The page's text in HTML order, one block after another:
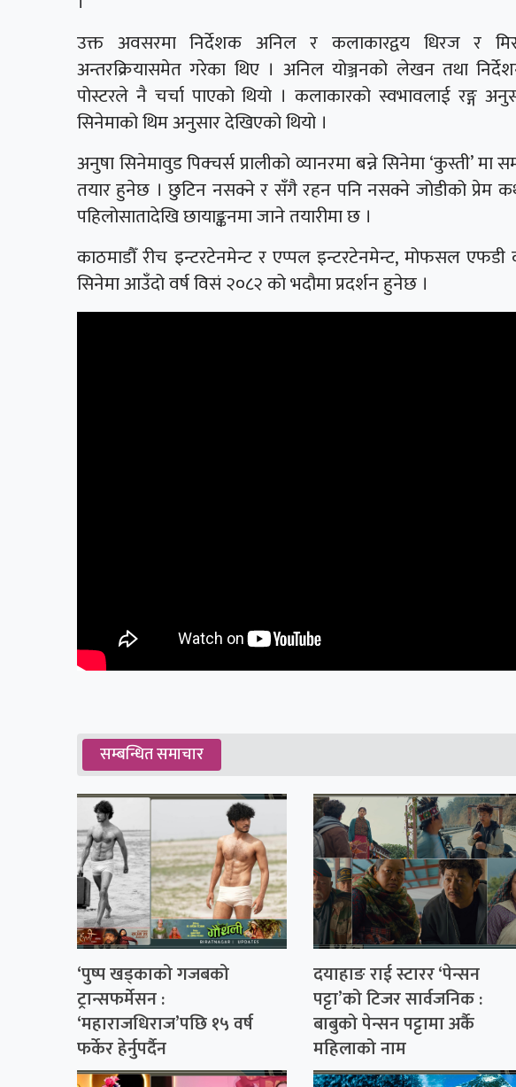
उक्त अवसरमा निर्देशक अनिल र कलाकारद्वय धिरज र
अन्तरक्रियासमेत गरेका थिए । अनिल योञ्जनको लेखन तथा
पोस्टरले नै चर्चा पाएको थियो । कलाकारको स्वभावलाई रङ्ग
सिनेमाको थिम अनुसार देखिएको थियो ।
अनुषा सिनेमावुड पिक्चर्स प्रालीको व्यानरमा बन्ने सिनेमा ‘कुस्ती’
तयार हुनेछ । छुटिन नसक्ने र सँगै रहन पनि नसक्ने जोडीको प्रेम
पहिलोसातादेखि छायाङ्कनमा जाने तयारीमा छ ।
काठमाडौँ रीच इन्टरटेनमेन्ट र एप्पल इन्टरटेनमेन्ट, मोफसल एफडी
सिनेमा आउँदो वर्ष विसं २०८२ को भदौमा प्रदर्शन हुनेछ ।
सम्बन्धित समाचार
‘पुष्प खड्काको गजबको
ट्रान्सफर्मेसन :
‘महाराजधिराज’पछि १५ वर्ष
फर्केर हेर्नुपर्दैन
दयाहाङ राई स्टारर ‘पेन्सन
पट्टा’को टिजर सार्वजनिक :
बाबुको पेन्सन पट्टामा अर्कै
महिलाको नाम